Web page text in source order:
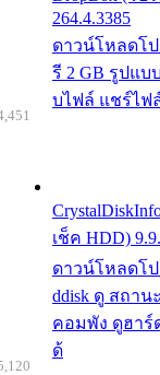
264.4.3385
ดาวน์โหลดโ
รี 2 GB รูปแบ
บไฟล์ แชร์ไฟ
เช็ค HDD)
ดาวน์โหลดโป
ddisk ดู สถา
คอมพัง ดูฮาร์ด
ด้